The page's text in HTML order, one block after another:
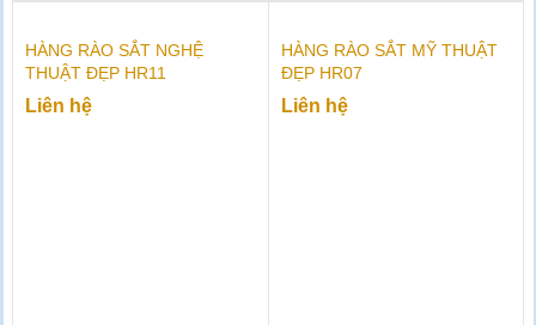
HÀNG RÀO SẮT NGHỆ
THUẬT ĐẸP HR11
Liên hệ
HÀNG RÀO SẮT MỸ THUẬT
ĐẸP HR07
Liên hệ